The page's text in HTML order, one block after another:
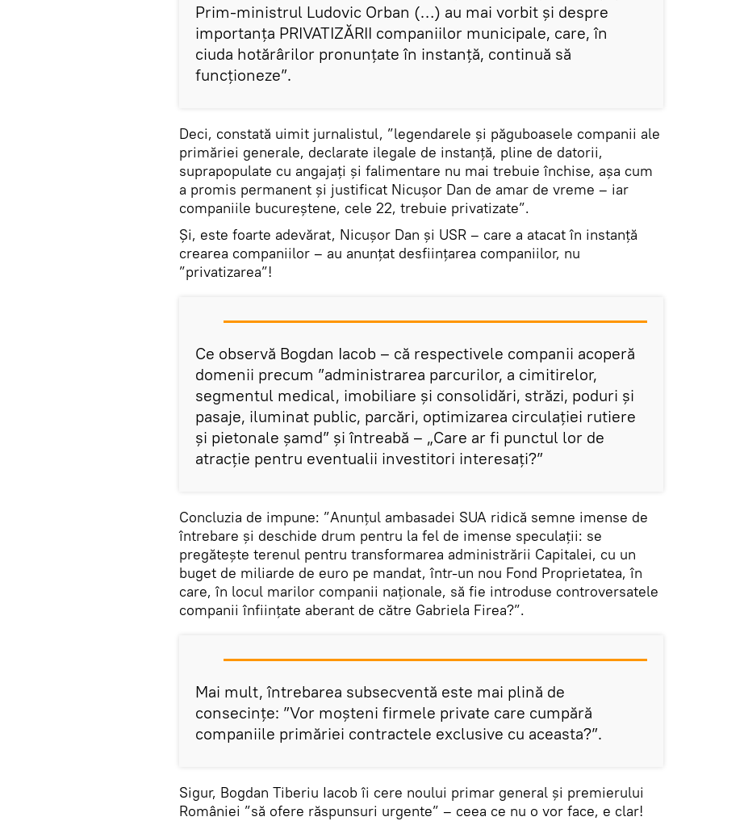
Prim-ministrul Ludovic Orban (…) au mai vorbit și despre
importanța PRIVATIZĂRII companiilor municipale, care, în
ciuda hotărârilor pronunțate în instanță, continuă să
funcționeze”.
Deci, constată uimit jurnalistul, ”legendarele și păguboasele companii ale
primăriei generale, declarate ilegale de instanță, pline de datorii,
suprapopulate cu angajați și falimentare nu mai trebuie închise, așa cum
a promis permanent și justificat Nicușor Dan de amar de vreme – iar
companiile bucureștene, cele 22, trebuie privatizate”.
Și, este foarte adevărat, Nicușor Dan și USR – care a atacat în instanță
crearea companiilor – au anunțat desființarea companiilor, nu
”privatizarea”!
Ce observă Bogdan Iacob – că respectivele companii acoperă
domenii precum ”administrarea parcurilor, a cimitirelor,
segmentul medical, imobiliare și consolidări, străzi, poduri și
pasaje, iluminat public, parcări, optimizarea circulației rutiere
și pietonale șamd” și întreabă – „Care ar fi punctul lor de
atracție pentru eventualii investitori interesați?”
Concluzia de impune: ”Anunțul ambasadei SUA ridică semne imense de
întrebare și deschide drum pentru la fel de imense speculații: se
pregătește terenul pentru transformarea administrării Capitalei, cu un
buget de miliarde de euro pe mandat, într-un nou Fond Proprietatea, în
care, în locul marilor companii naționale, să fie introduse controversatele
companii înființate aberant de către Gabriela Firea?”.
Mai mult, întrebarea subsecventă este mai plină de
consecințe: ”Vor moșteni firmele private care cumpără
companiile primăriei contractele exclusive cu aceasta?”.
Sigur, Bogdan Tiberiu Iacob îi cere noului primar general și premierului
României ”să ofere răspunsuri urgente” – ceea ce nu o vor face, e clar!